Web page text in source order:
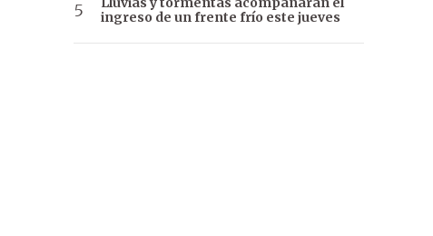
ingreso de un frente frío este jueves